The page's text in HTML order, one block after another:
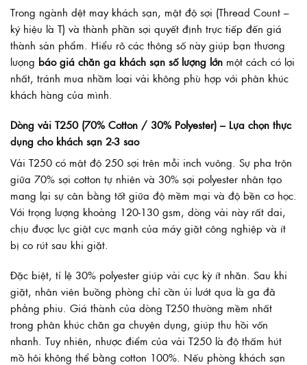
Trong ngành dệt may khách sạn, mật độ sợi (Thread Count –
ký hiệu là T) và thành phần sợi quyết định trực tiếp đến giá
thành sản phẩm. Hiểu rõ các thông số này giúp bạn thương
lượng báo giá chăn ga khách sạn số lượng lớn một cách có lợi
nhất, tránh mua nhầm loại vải không phù hợp với phân khúc
khách hàng của mình.
Dòng vải T250 (70% Cotton / 30% Polyester) – Lựa chọn thực
dụng cho khách sạn 2-3 sao
Vải T250 có mật độ 250 sợi trên mỗi inch vuông. Sự pha trộn
giữa 70% sợi cotton tự nhiên và 30% sợi polyester nhân tạo
mang lại sự cân bằng tốt giữa độ mềm mại và độ bền cơ học.
Với trọng lượng khoảng 120-130 gsm, dòng vải này rất dai,
chịu được lực giật cực mạnh của máy giặt công nghiệp và ít
bị co rút sau khi giặt.
Đặc biệt, tỉ lệ 30% polyester giúp vải cực kỳ ít nhăn. Sau khi
giặt, nhân viên buồng phòng chỉ cần ủi lướt qua là ga đã
phẳng phiu. Giá thành của dòng T250 thường mềm nhất
trong phân khúc chăn ga chuyên dụng, giúp thu hồi vốn
nhanh. Tuy nhiên, nhược điểm của vải T250 là độ thấm hút
mồ hôi không thể bằng cotton 100%. Nếu phòng khách sạn